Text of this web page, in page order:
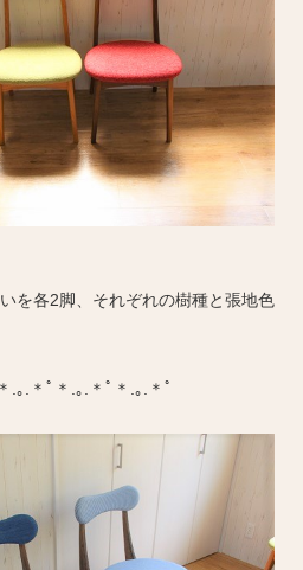
を各2脚、それぞれの樹種と張地色
｡.＊ﾟ＊.｡.＊ﾟ＊.｡.＊ﾟ